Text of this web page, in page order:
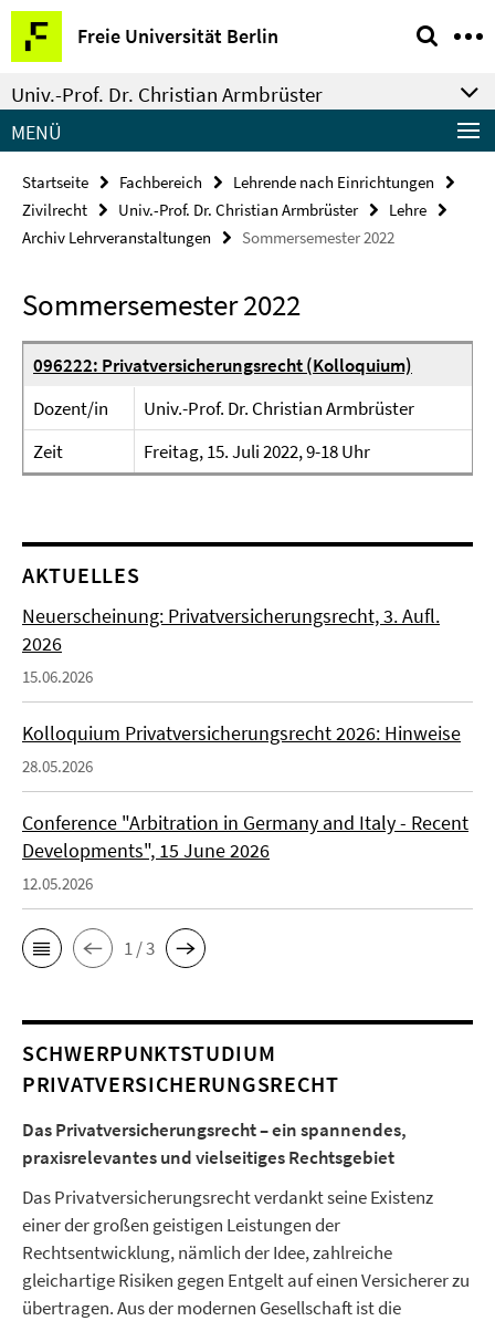
Springe
direkt
zu
Inhalt
Freie Universität Berlin
Service-
Navigation
Univ.-Prof. Dr. Christian Armbrüster
MENÜ
Startseite Fachbereich
Lehrende nach Einrichtungen
Zivilrecht
Univ.-Prof. Dr. Christian Armbrüster
Lehre
Archiv Lehrveranstaltungen
Sommersemester 2022
Sommersemester 2022
096222: Privatversicherungsrecht (Kolloquium)
Dozent/in
Univ.-Prof. Dr. Christian Armbrüster
Zeit
Freitag, 15. Juli 2022, 9-18 Uhr
AKTUELLES
Neuerscheinung: Privatversicherungsrecht, 3. Aufl.
2026
15.06.2026
Kolloquium Privatversicherungsrecht 2026: Hinweise
28.05.2026
Conference "Arbitration in Germany and Italy - Recent
Developments", 15 June 2026
12.05.2026
1 / 3
SCHWERPUNKTSTUDIUM
PRIVATVERSICHERUNGSRECHT
Das Privatversicherungsrecht – ein spannendes,
praxisrelevantes und vielseitiges Rechtsgebiet
Das Privatversicherungsrecht verdankt seine Existenz
einer der großen geistigen Leistungen der
Rechtsentwicklung, nämlich der Idee, zahlreiche
gleichartige Risiken gegen Entgelt auf einen Versicherer zu
übertragen. Aus der modernen Gesellschaft ist die